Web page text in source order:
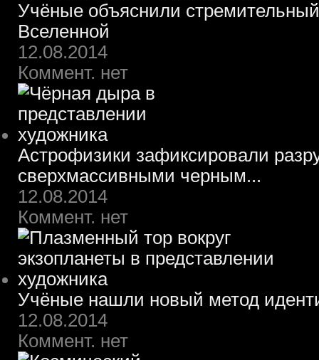
Учёные объяснили
Вселенной
12.08.2014
Коммент. нет
Астрофизики зафиксировали
сверхмассивными черным...
12.08.2014
Коммент. нет
Учёные нашли новый метод
12.08.2014
Коммент. нет